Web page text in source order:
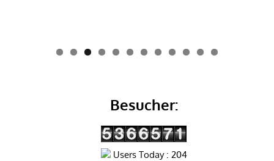
0 1 2
Besucher:
Users Today : 204